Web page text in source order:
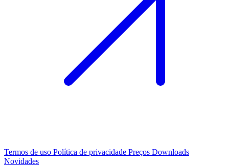
Termos de uso Política de privacidade Preços Downloads
Novidades